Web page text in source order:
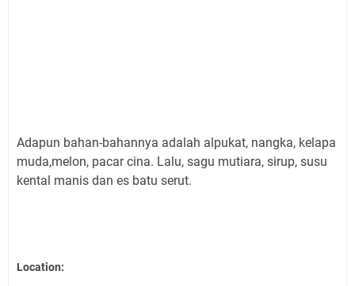
Adapun bahan-bahannya adalah alpukat, nangka, kelapa
muda,melon, pacar cina. Lalu, sagu mutiara, sirup, susu
kental manis dan es batu serut.
Location: